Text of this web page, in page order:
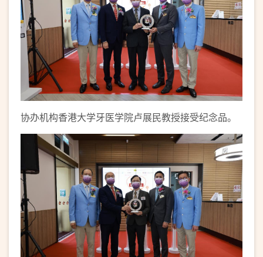
协办机构香港大学牙医学院卢展民教授接受纪念品。